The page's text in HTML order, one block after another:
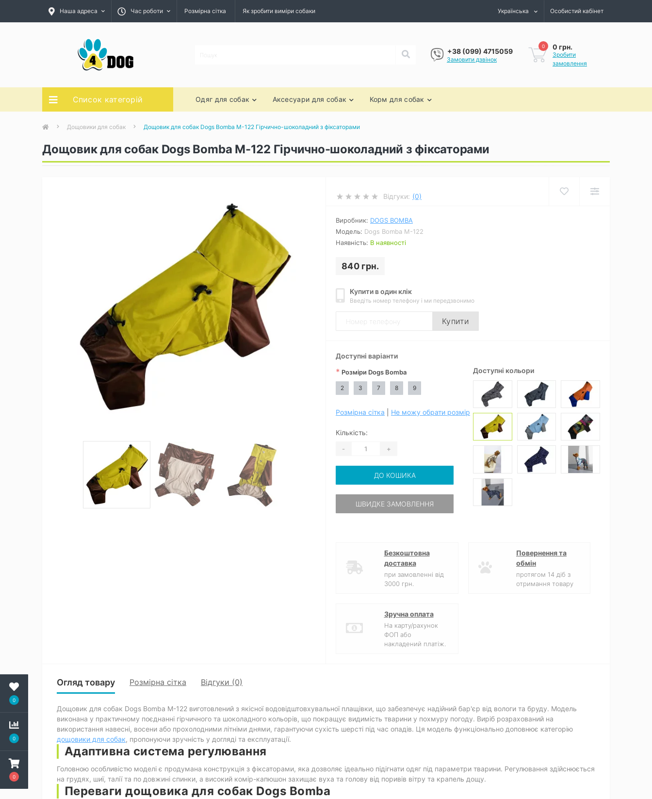
0
0
0
Наша адреса Час роботи Розмірна сітка Як зробити виміри собаки Українська Особистий кабінет
+38 (099) 4715059
Замовити дзвінок
0 0 грн.
Зробити
замовлення
Список категорій Одяг для собак Аксесуари для собак Корм для собак
Дощовики для собак Дощовик для собак Dogs Bomba M-122 Гірчично-шоколадний з фіксаторами
Дощовик для собак Dogs Bomba M-122 Гірчично-шоколадний з фіксаторами
Відгуки: (0)
Виробник: DOGS BOMBA
Модель: Dogs Bomba M-122
Наявність: В наявності
840 грн.
Купити в один клік
Введіть номер телефону і ми передзвонимо
Купити
Доступні кольори
Доступні варіанти
* Розміри Dogs Bomba
2 3 7 8 9
Розмірна сітка Не можу обрати розмір
Кількість:
- +
ДО КОШИКА
ШВИДКЕ ЗАМОВЛЕННЯ
Безкоштовна
доставка
при замовленні від
3000 грн.
Повернення та
обмін
протягом 14 діб з
отримання товару
Зручна оплата
На карту/рахунок
ФОП або
накладений платіж.
Огляд товару Розмірна сітка Відгуки (0)
Дощовик для собак Dogs Bomba M-122 виготовлений з якісної водовідштовхувальної плащівки, що забезпечує надійний бар'єр від вологи та бруду. Модель
виконана у практичному поєднанні гірчичного та шоколадного кольорів, що покращує видимість тварини у похмуру погоду. Виріб розрахований на
використання навесні, восени або прохолодними літніми днями, гарантуючи сухість шерсті під час опадів. Ця модель функціонально доповнює категорію
дощовики для собак, пропонуючи зручність у догляді та експлуатації.
Адаптивна система регулювання
Головною особливістю моделі є продумана конструкція з фіксаторами, яка дозволяє ідеально підігнати одяг під параметри тварини. Регулювання здійснюється
на грудях, шиї, талії та по довжині спинки, а високий комір-капюшон захищає вуха та голову від поривів вітру та крапель дощу.
Переваги дощовика для собак Dogs Bomba